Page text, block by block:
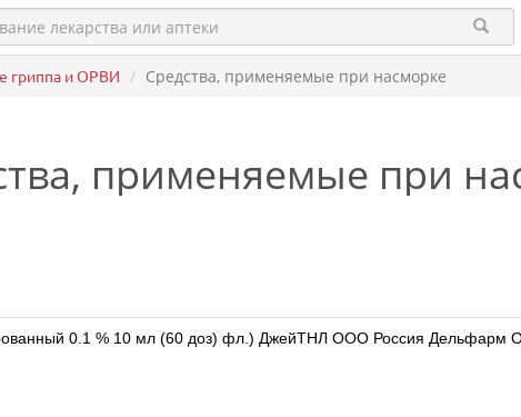
гриппа и ОРВИ Средства, применяемые при насморке
применяемые при
Тизин Классик (спрей назальный дозированный 0.1 % 10 мл (60 доз)